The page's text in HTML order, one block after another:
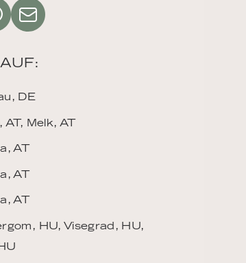
DE
AT, Melk, AT
AT
AT
AT
HU, Visegrad, HU,